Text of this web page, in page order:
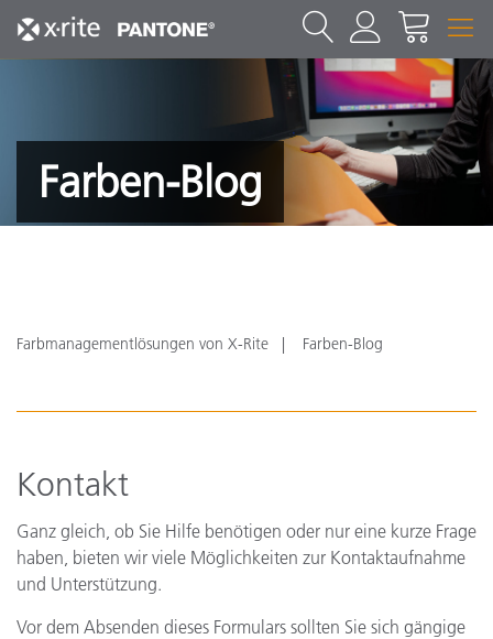
Farben-Blog
Farbmanagementlösungen von X-Rite Farben-Blog
Kontakt
Ganz gleich, ob Sie Hilfe benötigen oder nur eine kurze Frage
haben, bieten wir viele Möglichkeiten zur Kontaktaufnahme
und Unterstützung.
Vor dem Absenden dieses Formulars sollten Sie sich gängige